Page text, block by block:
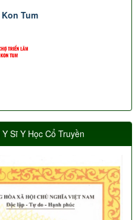
Tum
Sĩ Y Học Cổ Truyền